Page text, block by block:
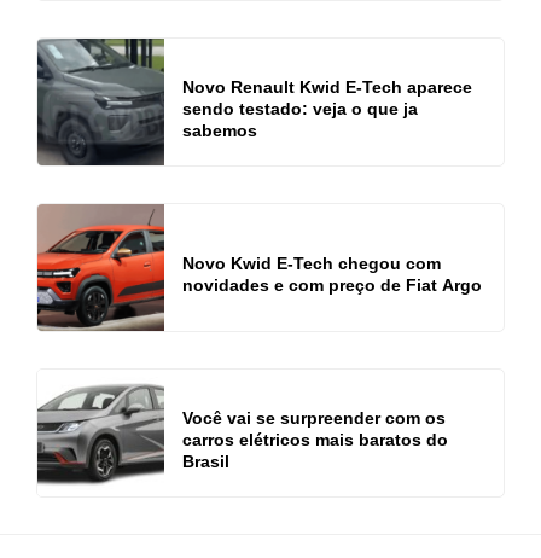
Novo Renault Kwid E-Tech aparece
sendo testado: veja o que ja
sabemos
Novo Kwid E-Tech chegou com
novidades e com preço de Fiat Argo
Você vai se surpreender com os
carros elétricos mais baratos do
Brasil